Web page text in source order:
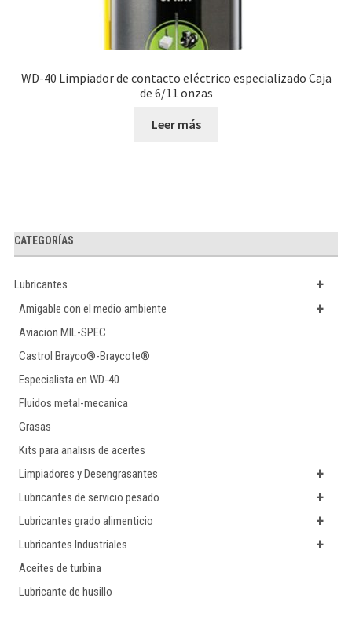
WD-40 Limpiador de contacto eléctrico especializado Caja
de 6/11 onzas
Leer más
CATEGORÍAS
+
Lubricantes
+
Amigable con el medio ambiente
Aviacion MIL-SPEC
Castrol Brayco®-Braycote®
Especialista en WD-40
Fluidos metal-mecanica
Grasas
Kits para analisis de aceites
+
Limpiadores y Desengrasantes
+
Lubricantes de servicio pesado
+
Lubricantes grado alimenticio
+
Lubricantes Industriales
Aceites de turbina
Lubricante de husillo